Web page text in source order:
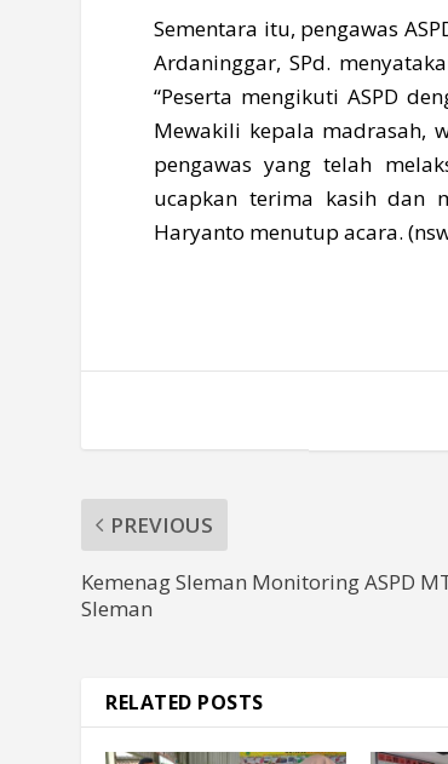
Sementara itu, pengawas
Ardaninggar, SPd.
“Peserta mengikuti ASPD
Mewakili kepala madrasah,
pengawas yang telah
ucapkan terima kasih dan
Haryanto menutup acara.
PREVIOUS
Kemenag Sleman Monitoring ASPD
Sleman
RELATED POSTS